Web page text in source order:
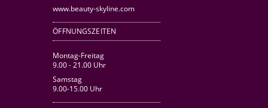
www.beauty-skyline.com
ÖFFNUNGSZEITEN
Montag-Freitag
9.00 - 21.00 Uhr
Samstag
9.00-15.00 Uhr